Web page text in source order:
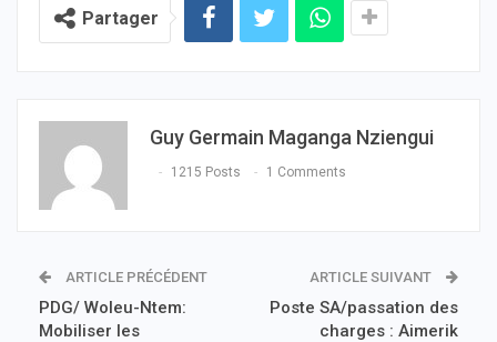
Partager
Guy Germain Maganga Nziengui
1215 Posts 1 Comments
ARTICLE PRÉCÉDENT
PDG/ Woleu-Ntem:
Mobiliser les
ARTICLE SUIVANT
Poste SA/passation des
charges : Aimerik